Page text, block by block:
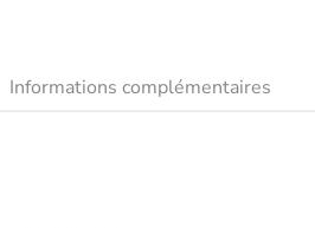
Informations complémentaires